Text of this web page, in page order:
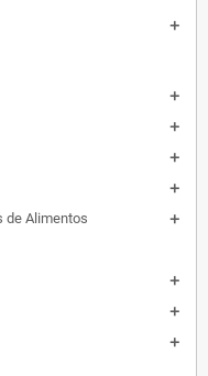
de Alimentos